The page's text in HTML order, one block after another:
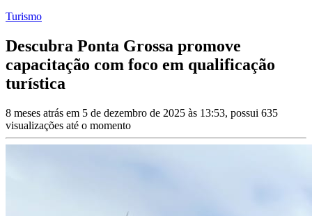
Turismo
Descubra Ponta Grossa promove
capacitação com foco em qualificação
turística
8 meses atrás em 5 de dezembro de 2025 às 13:53, possui 635
visualizações até o momento